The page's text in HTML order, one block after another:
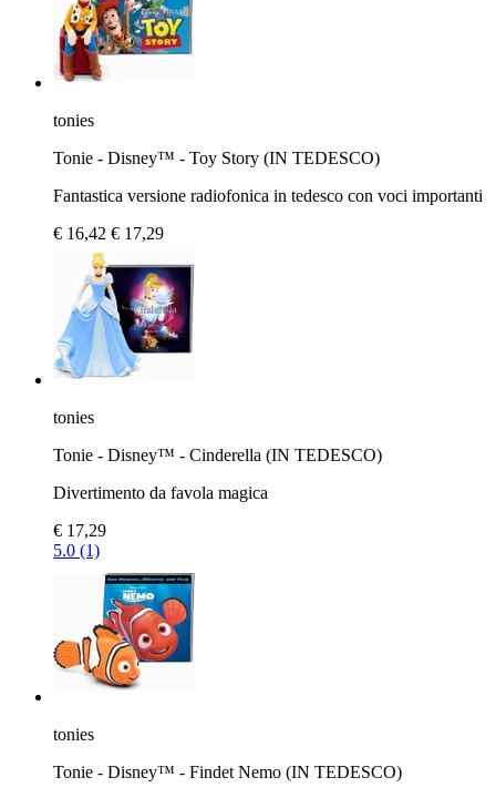
tonies
Tonie - Disney™ - Toy Story (IN TEDESCO)
Fantastica versione radiofonica in tedesco con voci importanti
€ 16,42 € 17,29
tonies
Tonie - Disney™ - Cinderella (IN TEDESCO)
Divertimento da favola magica
€ 17,29
5.0 (1)
tonies
Tonie - Disney™ - Findet Nemo (IN TEDESCO)